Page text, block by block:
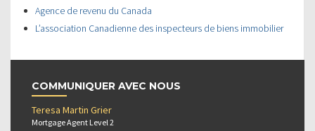
Agence de revenu du Canada
L’association Canadienne des inspecteurs de biens immobilier
COMMUNIQUER AVEC NOUS
Teresa Martin Grier
Mortgage Agent Level 2